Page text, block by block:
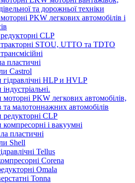
та дорожньої техніки
PKW легкових автомобілів і
CLP
STOU, UTTO та TDTO
пластичні
Castrol
HLP и HVLP
PKW легкових автомобілів,
та малотоннажних автомобілів
редукторні CLP
і вакуумні
пластичні
Shell
Tellus
Corena
Omala
Tonna